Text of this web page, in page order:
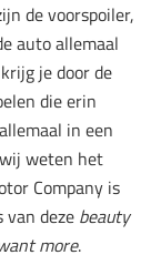
de voorspoiler,
auto allemaal
je door de
die erin
in een
weten het
Company is
van deze beauty
more.